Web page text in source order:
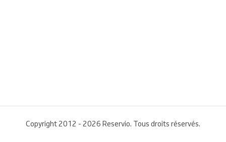
Copyright 2012 - 2026 Reservio. Tous droits réservés.